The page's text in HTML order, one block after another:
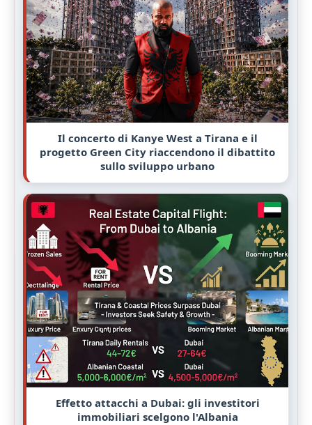
Il concerto di Kanye West a Tirana e il
progetto Green City riaccendono il dibattito
sullo sviluppo urbano
Effetto attacchi a Dubai: gli investitori
immobiliari scelgono l'Albania